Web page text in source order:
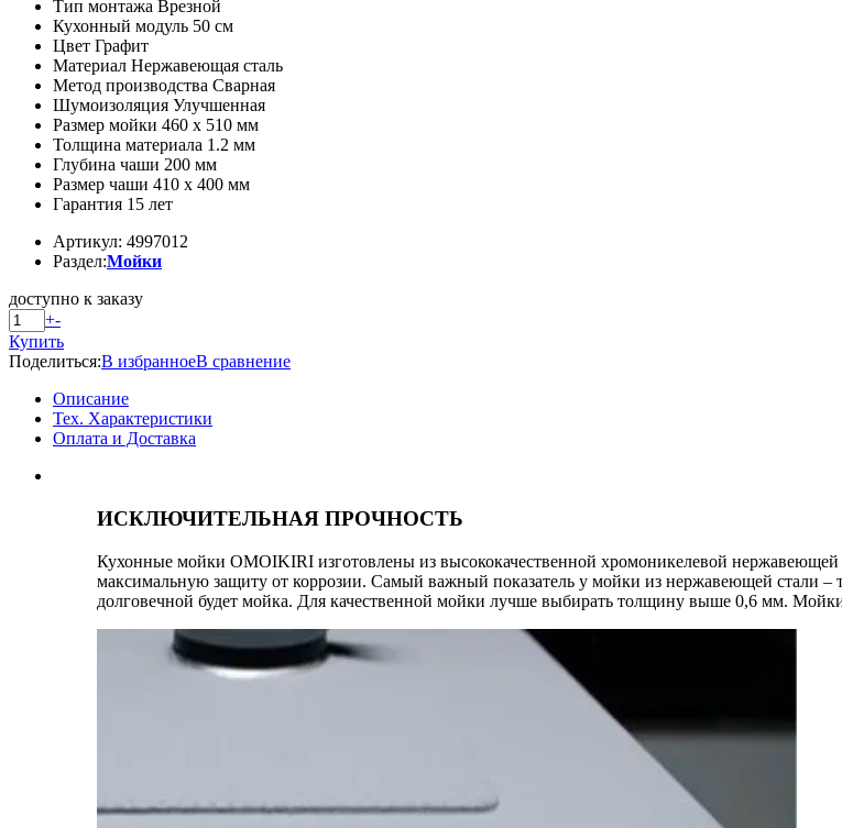
Тип монтажа Врезной
Кухонный модуль 50 см
Цвет Графит
Материал Нержавеющая сталь
Метод производства Сварная
Шумоизоляция Улучшенная
Размер мойки 460 x 510 мм
Толщина материала 1.2 мм
Глубина чаши 200 мм
Размер чаши 410 x 400 мм
Гарантия 15 лет
Артикул: 4997012
Раздел:Мойки
доступно к заказу
+-
Купить
Поделиться:В избранноеВ сравнение
Описание
Тех. Характеристики
Оплата и Доставка
ИСКЛЮЧИТЕЛЬНАЯ ПРОЧНОСТЬ
Кухонные мойки OMOIKIRI изготовлены из высококачественной хромоникелевой нержавеющей
максимальную защиту от коррозии. Самый важный показатель у мойки из нержавеющей стали –
долговечной будет мойка. Для качественной мойки лучше выбирать толщину выше 0,6 мм.